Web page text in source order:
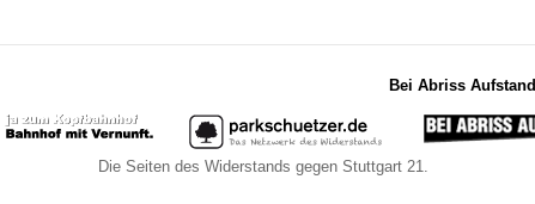
Bei Abriss Aufstand
Die Seiten des Widerstands gegen Stuttgart 21.